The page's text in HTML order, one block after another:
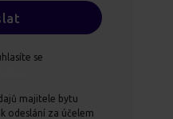
se
majitele bytu
odeslání za účelem